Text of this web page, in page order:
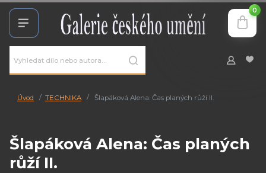
0
Úvod TECHNIKA Šlapáková Alena: Čas planých růží II.
Šlapáková Alena: Čas planých
růží II.